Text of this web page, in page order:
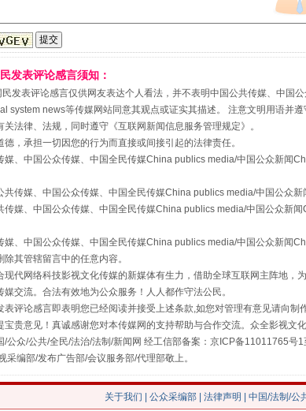
“刷贴”乱象丛生
揭批美国五大"原罪" "炒鞋教程
发表评论感言须知：
民发表评论感言仅供网友表达个人看法，并不表明中国公共传媒、中
system news等传媒网站同意其观点或证实其描述。 注意文明用语并遵
关法律、法规，同时遵守《互联网新闻信息服务管理规定》。
德，承担一切因您的行为而直接或间接引起的法律责任。
媒、中国公众传媒、中国全民传媒China publics media/中国公众新闻
共传媒、中国公众传媒、中国全民传媒China publics media/中国公众
传媒、中国公众传媒、中国全民传媒China publics media/中国公众新
媒、中国公众传媒、中国全民传媒China publics media/中国公众新闻
除其管辖留言中的任意内容。
现代网络科技影视文化传媒的新媒体有生力，借助全球互联网主阵地
媒交流。合法有效地为公众服务！人人都作守法公民。
表评论感言即表明您已经阅读并接受上述条款,如您对管理有意见请向
宝贵意见！真诚感谢您对本传媒网的支持帮助与合作交流。众全影视文
/公众/公共/全民/法治/法制/新闻网 经工信部备案：京ICP备11011765号
采编部/发布广告部/会议服务部/代理部敬上。
关于我们 公众采编部 法律声明 | 中国/法制/公